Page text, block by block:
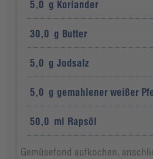
5,0 g Koriander
30,0 g Butter
5,0 g Jodsalz
5,0 g gemahlener weißer
50,0 ml Rapsöl
Gemüsefond aufkochen,